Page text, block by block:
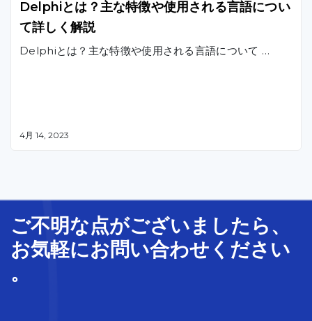
Delphiとは？主な特徴や使用される言語につい
て詳しく解説
Delphiとは？主な特徴や使用される言語について …
4月 14, 2023
ご不明な点がございましたら、
お気軽にお問い合わせ ください
。